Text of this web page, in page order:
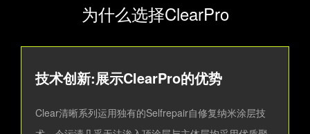
为什么选择ClearPro
技术创新:展示ClearPro的优势
Clear清晰系列运用独有的Selfrepair自修复纳米涂层技